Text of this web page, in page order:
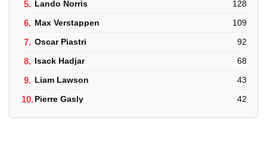
5. Lando Norris 128
6. Max Verstappen 109
7. Oscar Piastri 92
8. Isack Hadjar 68
9. Liam Lawson 43
10.Pierre Gasly 42